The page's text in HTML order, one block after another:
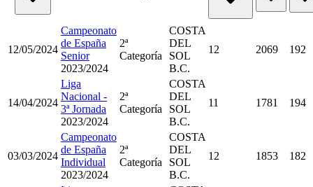
12/05/2024
Campeonato
de España
Senior
2023/2024
2ª
Categoría
COSTA
DEL
SOL
B.C.
12 2069 192
14/04/2024
Liga
Nacional -
3ª Jornada
2023/2024
2ª
Categoría
COSTA
DEL
SOL
B.C.
11 1781 194
03/03/2024
Campeonato
de España
Individual
2023/2024
2ª
Categoría
COSTA
DEL
SOL
B.C.
12 1853 182